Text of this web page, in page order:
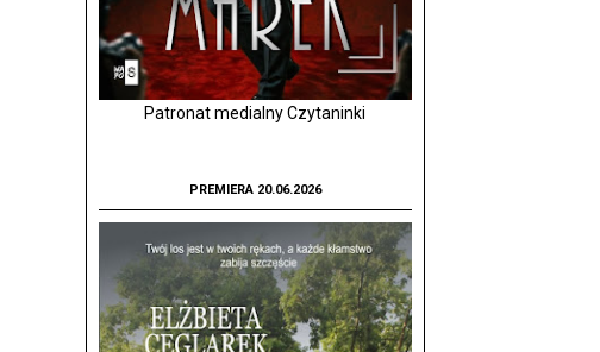
Patronat medialny Czytaninki
PREMIERA 20.06.2026